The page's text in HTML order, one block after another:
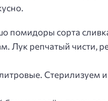
помидоры сорта
Лук репчатый чисти,
Стерилизуем